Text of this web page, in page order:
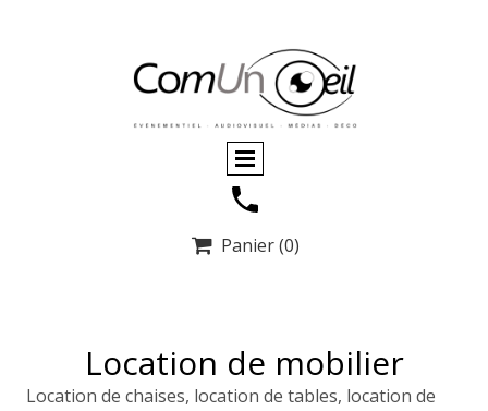
 Panier(0)
Location de mobilier
Location de chaises, location de tables, location de